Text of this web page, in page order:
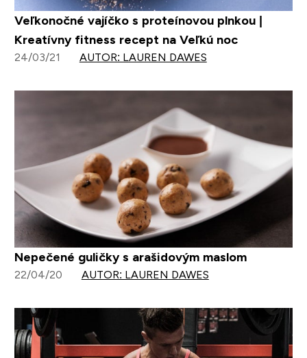
Veľkonočné vajíčko s proteínovou plnkou |
Kreatívny fitness recept na Veľkú noc
24/03/21 AUTOR: LAUREN DAWES
Nepečené guličky s arašidovým maslom
22/04/20 AUTOR: LAUREN DAWES